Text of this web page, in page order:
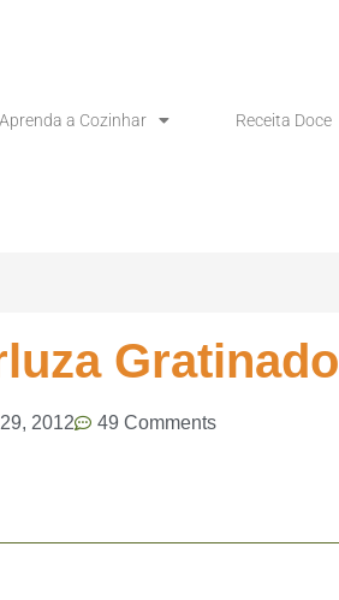
Aprenda a Cozinhar Receita Doce
Gratinado
2012 49 Comments